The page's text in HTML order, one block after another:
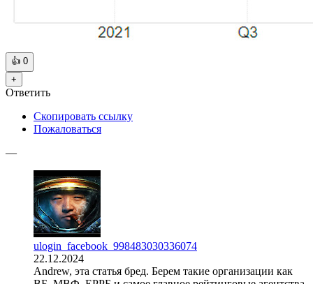
👍 0
+
Ответить
Скопировать ссылку
Пожаловаться
—
ulogin_facebook_998483030336074
22.12.2024
Andrew, эта статья бред. Берем такие организации как